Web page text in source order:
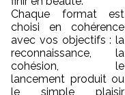
Chaque format est
choisi en cohérence
avec vos objectifs : la
reconnaissance, la
cohésion, le
lancement produit ou
le simple plaisir